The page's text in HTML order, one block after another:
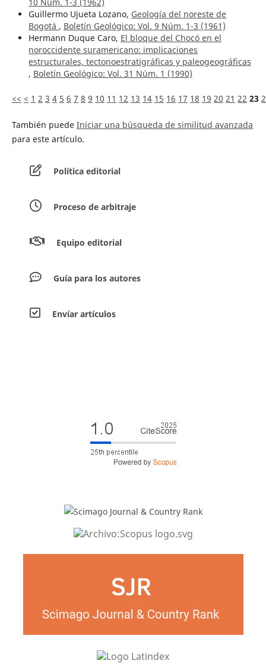
Guillermo Ujueta Lozano, Geología del noreste de
Bogotá , Boletín Geológico: Vol. 9 Núm. 1-3 (1961)
Hermann Duque Caro, El bloque del Chocó en el
noroccidente suramericano: implicaciones
estructurales, tectonoestratigráficas y paleogeográficas
, Boletín Geológico: Vol. 31 Núm. 1 (1990)
<< < 1 2 3 4 5 6 7 8 9 10 11 12 13 14 15 16 17 18 19 20 21 22 23
También puede Iniciar una búsqueda de similitud avanzada
para este artículo.
Política editorial
Proceso de arbitraje
Equipo editorial
Guía para los autores
Envíar artículos